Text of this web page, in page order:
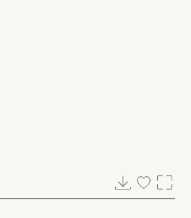
Pobierz
Dodaj